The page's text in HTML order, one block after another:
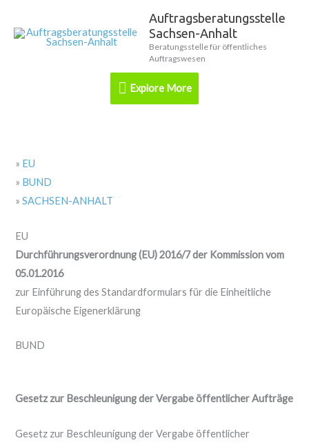
Inhalt
Auftragsberatungsstelle
Sachsen-Anhalt
Beratungsstelle für öffentliches
Auftragswesen
Explore
More
Explore More
» EU
» BUND
»SACHSEN-ANHALT
EU
Durchführungsverordnung (EU) 2016/7 der Kommission vom
05.01.2016
zur Einführung des Standardformulars für die Einheitliche
Europäische Eigenerklärung
BUND
Gesetz zur Beschleunigung der Vergabe öffentlicher Aufträge
Gesetz zur Beschleunigung der Vergabe öffentlicher